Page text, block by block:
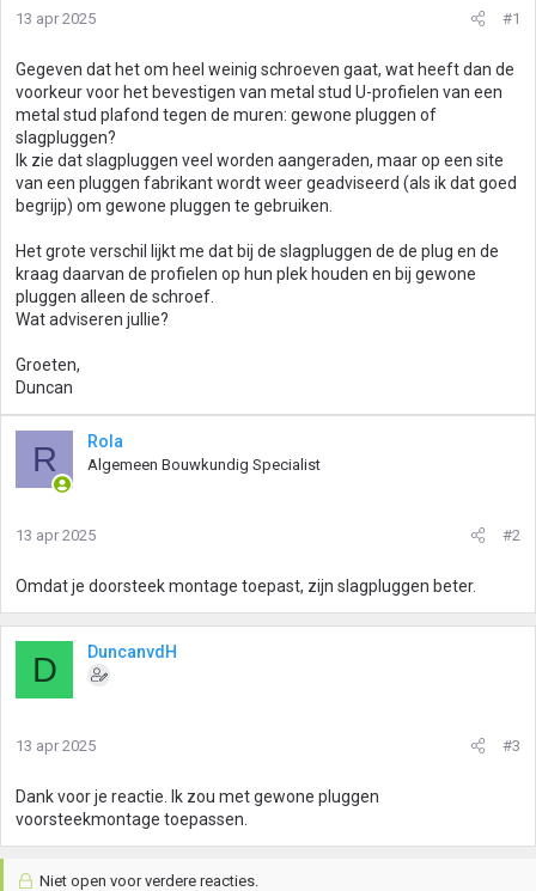
13 apr 2025 #1
Gegeven dat het om heel weinig schroeven gaat, wat heeft dan de
voorkeur voor het bevestigen van metal stud U-profielen van een
metal stud plafond tegen de muren: gewone pluggen of
slagpluggen?
Ik zie dat slagpluggen veel worden aangeraden, maar op een site
van een pluggen fabrikant wordt weer geadviseerd (als ik dat goed
begrijp) om gewone pluggen te gebruiken.
Het grote verschil lijkt me dat bij de slagpluggen de de plug en de
kraag daarvan de profielen op hun plek houden en bij gewone
pluggen alleen de schroef.
Wat adviseren jullie?
Groeten,
Duncan
R Rola
Algemeen Bouwkundig Specialist
13 apr 2025 #2
Omdat je doorsteek montage toepast, zijn slagpluggen beter.
D DuncanvdH
13 apr 2025 #3
Dank voor je reactie. Ik zou met gewone pluggen
voorsteekmontage toepassen.
Niet open voor verdere reacties.